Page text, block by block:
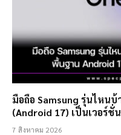
มือถือ Samsung รุ่นไหนบ้
(Android 17) เป็นเวอร์
7 สิงหาคม 2026